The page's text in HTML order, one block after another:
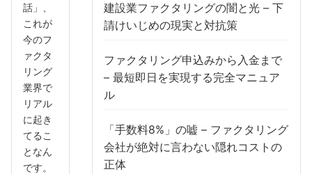
話」、
これが
今のフ
ァクタ
リング
業界で
リアル
に起き
てるこ
となん
です。
建設業ファクタリングの闇と光 – 下
請けいじめの現実と対抗策
ファクタリング申込みから入金まで
– 最短即日を実現する完全マニュア
ル
「手数料8%」の嘘 – ファクタリング
会社が絶対に言わない隠れコストの
正体